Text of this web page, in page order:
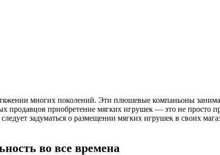
многих поколений. Эти плюшевые компаньоны
продавцов приобретение мягких игрушек — это не просто
задуматься о размещении мягких игрушек в своих
во все времена